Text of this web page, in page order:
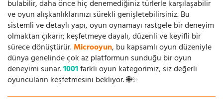
bulabilir, daha önce hiç denemediğiniz türlerle karşılaşabilir
ve oyun alışkanlıklarınızı sürekli genişletebilirsiniz. Bu
sistemli ve detaylı yapı, oyun oynamayı rastgele bir deneyim
olmaktan çıkarır; keşfetmeye dayalı, düzenli ve keyifli bir
sürece dönüştürür.Microoyun, bu kapsamlı oyun düzeniyle
dünya genelinde çok az platformun sunduğu bir oyun
deneyimi sunar.1001farklı oyun kategorimiz, siz değerli
oyuncuların keşfetmesini bekliyor. 🌐✨